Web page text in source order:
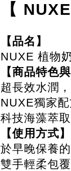
【
【品名】
NUXE 植物
【商品特色
超長效水潤
NUXE獨家
科技海藻萃
【使用方式】
於早晚保養
雙手輕柔包